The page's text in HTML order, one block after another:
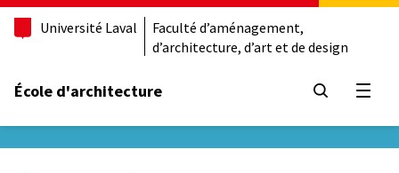
Université Laval
Faculté d’aménagement,
d’architecture, d’art et de design
École d'architecture